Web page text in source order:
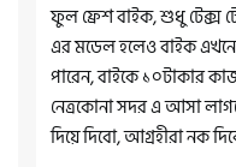
ফুল ফ্রেশ বাইক, শুধু টেক্স
এর মডেল হলেও বাইক
পারেন, বাইকে ১০টাকার
নেত্রকোনা সদর এ আসা
দিয়ে দিবো, আগ্রহীরা নক